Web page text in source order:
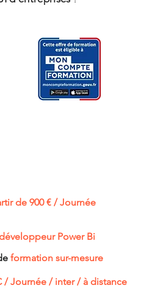
de 900 € / Journée​
Power Bi
formation sur-mesure
/ Journée​ / inter / à distance